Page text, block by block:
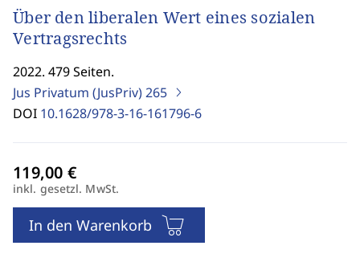
Über den liberalen Wert eines sozialen
Vertragsrechts
2022. 479 Seiten.
Jus Privatum (JusPriv)265
DOI 10.1628/978-3-16-161796-6
inkl. gesetzl. MwSt.
In den Warenkorb